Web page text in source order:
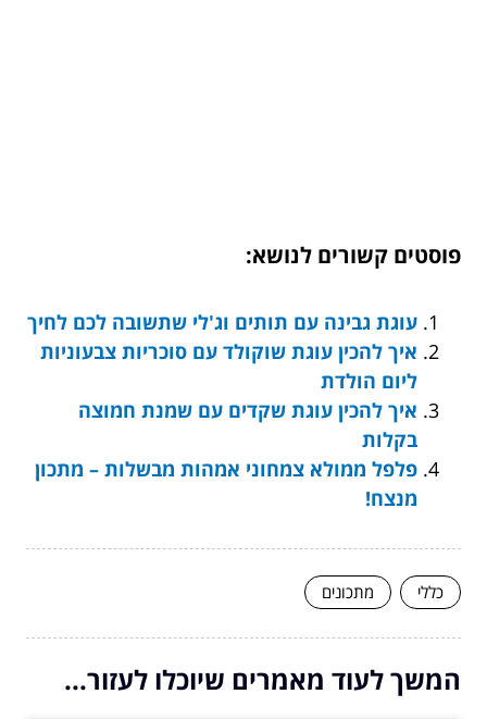
פוסטים קשורים לנושא:
עוגת גבינה עם תותים וג'לי שתשובה לכם לחיך
איך להכין עוגת שוקולד עם סוכריות צבעוניות
ליום הולדת
איך להכין עוגת שקדים עם שמנת חמוצה
בקלות
פלפל ממולא צמחוני אמהות מבשלות – מתכון
מנצח!
כללי מתכונים
המשך לעוד מאמרים שיוכלו לעזור...